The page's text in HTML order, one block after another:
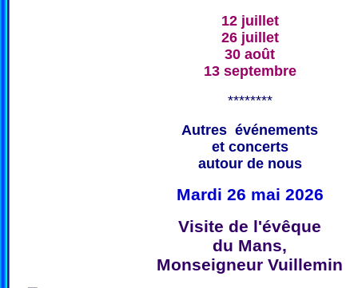
12 juillet
26 juillet
30 août
13 septembre
********
Autres événements
et concerts
autour de nous
Mardi 26 mai 2026
Visite de l'évêque
du Mans,
Monseigneur Vuillemin